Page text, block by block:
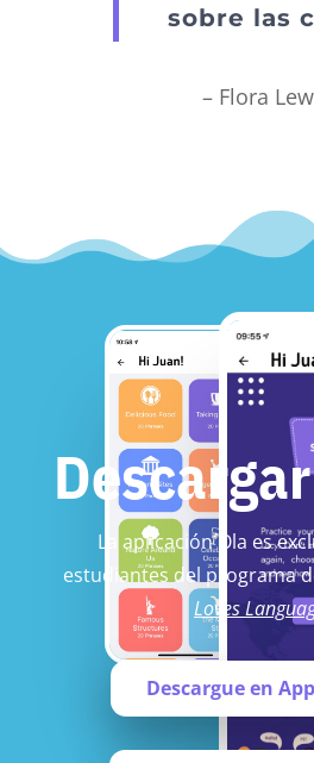
sobre las
– Flora
La aplicación Ola es
estudiantes del programa
Loves
Descargue en